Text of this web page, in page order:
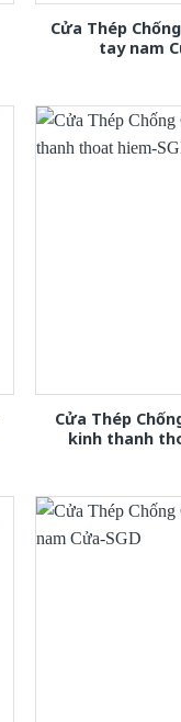
Cửa Thép
tay nam
Cửa Thép
kinh thanh